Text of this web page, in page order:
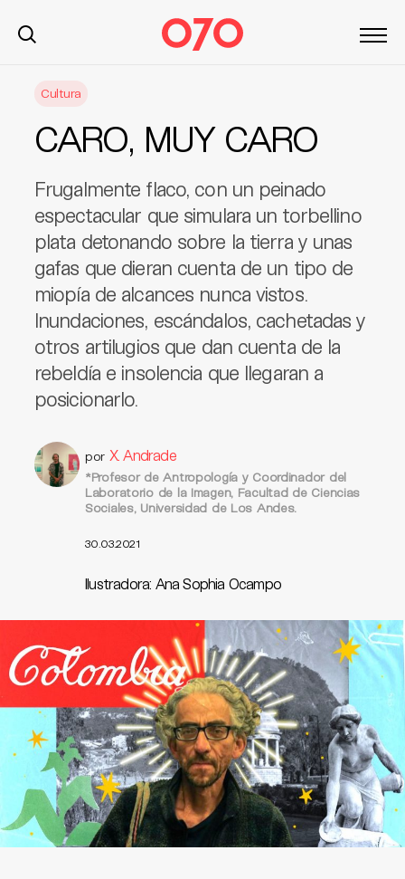
Cultura
CARO, MUY CARO
Frugalmente flaco, con un peinado
espectacular que simulara un torbellino
plata detonando sobre la tierra y unas
gafas que dieran cuenta de un tipo de
miopía de alcances nunca vistos.
Inundaciones, escándalos, cachetadas y
otros artilugios que dan cuenta de la
rebeldía e insolencia que llegaran a
posicionarlo.
por X. Andrade
*Profesor de Antropología y Coordinador del
Laboratorio de la Imagen, Facultad de Ciencias
Sociales, Universidad de Los Andes.
30.03.2021
Ilustradora: Ana Sophia Ocampo